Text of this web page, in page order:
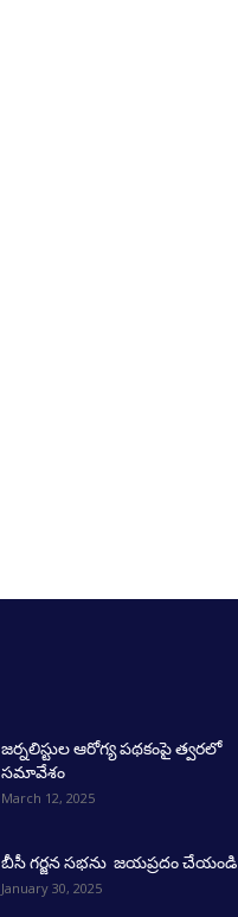
జర్నలిస్టుల ఆరోగ్య పథకంపై త్వరలో
సమావేశం
March 12, 2025
బీసీ గర్జన సభను జయప్రదం చేయండి
January 30, 2025